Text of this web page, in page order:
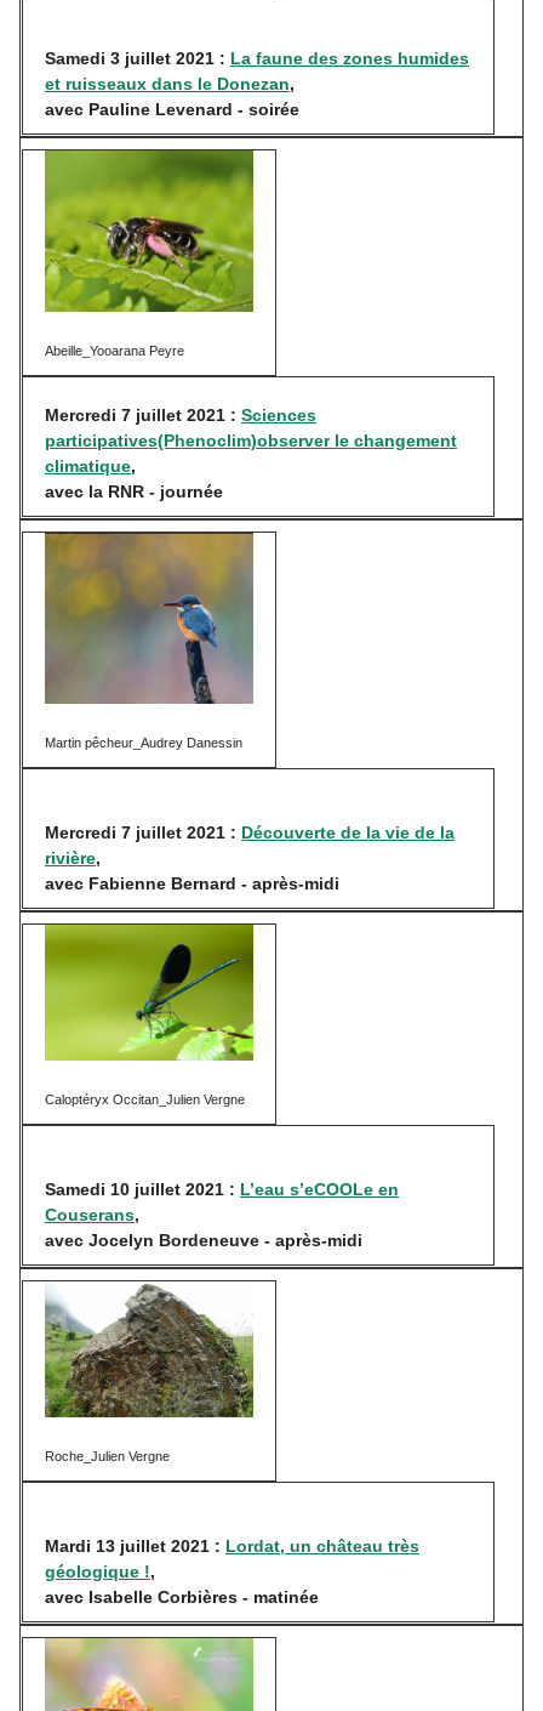
Samedi 3 juillet 2021 : La faune des zones humides
et ruisseaux dans le Donezan,
avec Pauline Levenard - soirée
Abeille_Yooarana Peyre
Mercredi 7 juillet 2021 : Sciences
participatives(Phenoclim)observer le changement
climatique,
avec la RNR - journée
Martin pêcheur_Audrey Danessin
Mercredi 7 juillet 2021 : Découverte de la vie de la
rivière,
avec Fabienne Bernard - après-midi
Caloptéryx Occitan_Julien Vergne
Samedi 10 juillet 2021 : L’eau s’eCOOLe en
Couserans,
avec Jocelyn Bordeneuve - après-midi
Roche_Julien Vergne
Mardi 13 juillet 2021 : Lordat, un château très
géologique !,
avec Isabelle Corbières - matinée